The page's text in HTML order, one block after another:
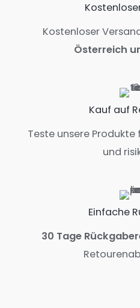
Kostenloser
Österreich
Kauf auf
Teste unsere Produkte
und
Einfache
30 Tage